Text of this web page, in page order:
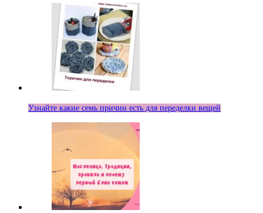
Узнайте какие семь причин есть для переделки вещей